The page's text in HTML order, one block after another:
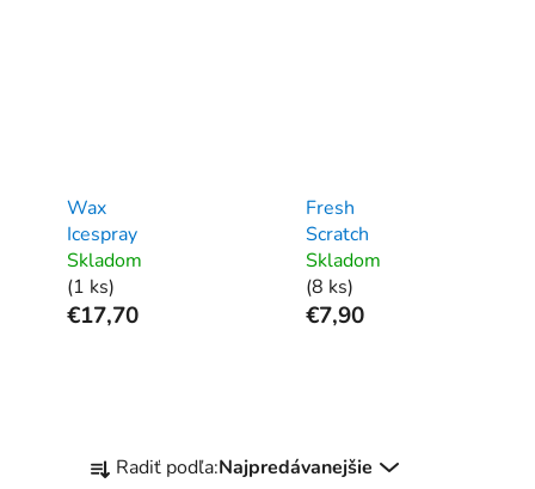
Wax
Icespray
Skladom
(1 ks)
€17,70
Fresh
Scratch
Skladom
(8 ks)
€7,90
a Radiť podľa:Najpredávanejšie